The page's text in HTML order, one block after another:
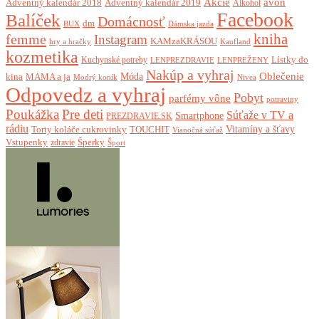
Adventný kalendár 2018 Adventný kalendár 2019 Alkohol
Balíček BUX dm Domácnosť Dámska jazda Facebook
femme hry a hračky Instagram KAMzaKRÁSOU Kaufland kniha
kozmetika Kuchynské potreby LENPREZDRAVIE LENPREŽENY Lístky do
kina MAMA a ja Modrý koník Móda Nakúp a vyhraj Nivea Oblečenie
Odpovedz a vyhraj parfémy vône Pobyt potraviny
Poukážka Pre deti PREZDRAVIE.SK Smartphone Súťaže v TV a
rádiu Torty koláče cukrovinky TOUCHIT Vianočná súťaž Vitamíny a šťavy
Vstupenky zdravie Šperky Šport